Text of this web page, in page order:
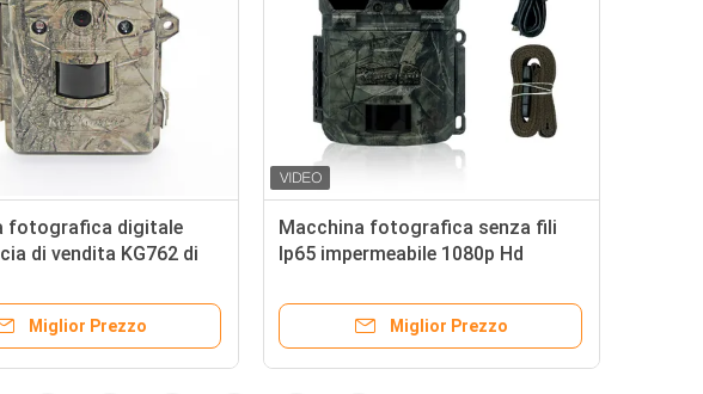
fotografica digitale
di vendita KG762 di
di alta risoluzione
Miglior Prezzo
Macchina fotografica senza fili
Ip65 impermeabile 1080p Hd
IR
Miglior Prezzo